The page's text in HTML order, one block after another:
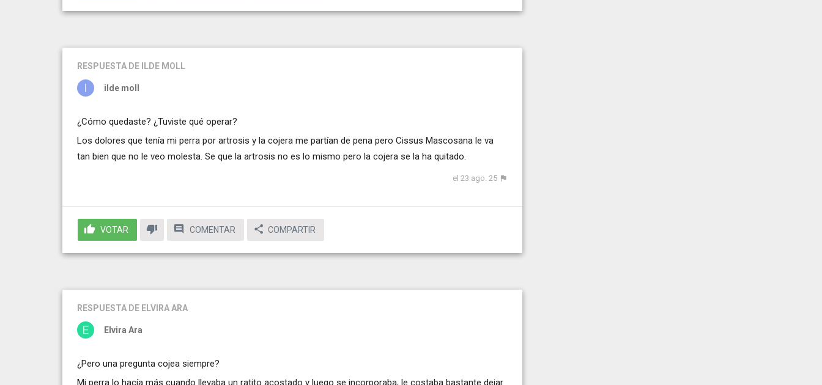
RESPUESTA DE ILDE MOLL
ilde moll
¿Cómo quedaste? ¿Tuviste qué operar?
Los dolores que tenía mi perra por artrosis y la cojera me partían de pena pero Cissus Mascosana le va
tan bien que no le veo molesta. Se que la artrosis no es lo mismo pero la cojera se la ha quitado.
el 23 ago. 25
VOTAR COMENTAR COMPARTIR
RESPUESTA DE ELVIRA ARA
Elvira Ara
¿Pero una pregunta cojea siempre?
Mi perra lo hacía más cuando llevaba un ratito acostado y luego se incorporaba, le costaba bastante dejar